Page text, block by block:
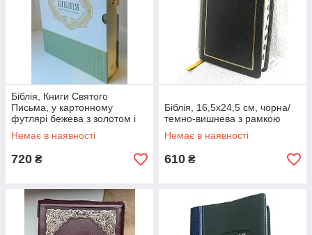
Біблія, Книги Святого
Письма, у картонному
футлярі бежева з золотом і
тисненням
Немає в наявності
720 ₴
Біблія, 16,5х24,5 см, чорна/
темно-вишнева з рамкою
Немає в наявності
610 ₴